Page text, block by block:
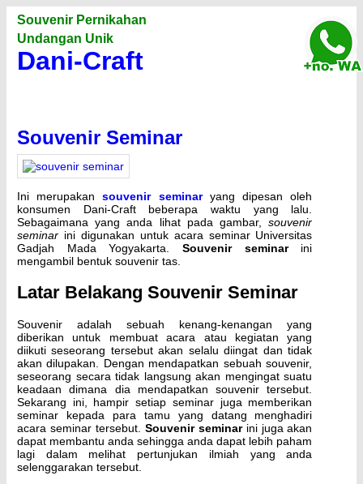
Souvenir Pernikahan
Undangan Unik
Dani-Craft
Souvenir Seminar
Ini merupakansouvenir seminaryang dipesan oleh
konsumen Dani-Craft beberapa waktu yang lalu.
Sebagaimana yang anda lihat pada gambar,souvenir
seminar ini digunakan untuk acara seminar Universitas
Gadjah Mada Yogyakarta.Souvenir seminarini
mengambil bentuk souvenir tas.
Latar Belakang Souvenir Seminar
Souvenir adalah sebuah kenang-kenangan yang
diberikan untuk membuat acara atau kegiatan yang
diikuti seseorang tersebut akan selalu diingat dan tidak
akan dilupakan. Dengan mendapatkan sebuah souvenir,
seseorang secara tidak langsung akan mengingat suatu
keadaan dimana dia mendapatkan souvenir tersebut.
Sekarang ini, hampir setiap seminar juga memberikan
seminar kepada para tamu yang datang menghadiri
acara seminar tersebut. Souvenir seminarini juga akan
dapat membantu anda sehingga anda dapat lebih paham
lagi dalam melihat pertunjukan ilmiah yang anda
selenggarakan tersebut.